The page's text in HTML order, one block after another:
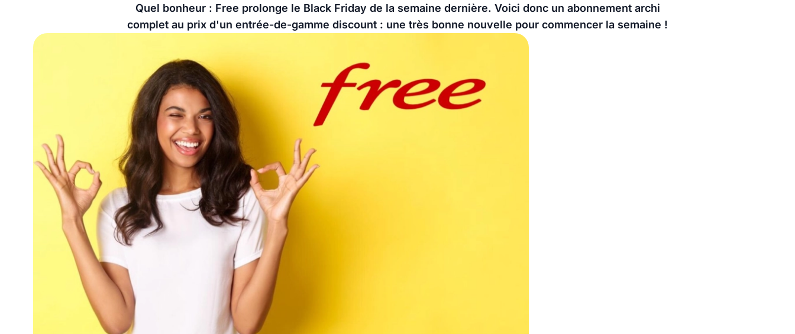
Quel bonheur : Free prolonge le Black Friday de la semaine dernière. Voici donc un abonnement archi
complet au prix d'un entrée-de-gamme discount : une très bonne nouvelle pour commencer la semaine !